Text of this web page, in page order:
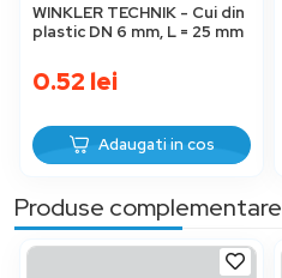
WINKLER TECHNIK - Cui din
plastic DN 6 mm, L = 25 mm
0.52 lei
Adaugati in cos
Produse complementare